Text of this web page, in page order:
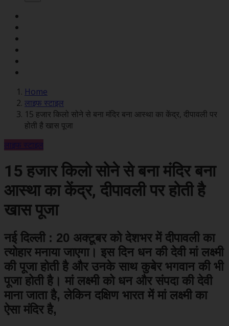
Home
लाइफ स्टाइल
15 हजार किलो सोने से बना मंदिर बना आस्था का केंद्र, दीपावली पर
होती है खास पूजा
लाइफ स्टाइल
15 हजार किलो सोने से बना मंदिर बना
आस्था का केंद्र, दीपावली पर होती है
खास पूजा
नई दिल्ली : 20 अक्टूबर को देशभर में दीपावली का
त्योहार मनाया जाएगा। इस दिन धन की देवी मां लक्ष्मी
की पूजा होती है और उनके साथ कुबेर भगवान की भी
पूजा होती है। मां लक्ष्मी को धन और संपदा की देवी
माना जाता है, लेकिन दक्षिण भारत में मां लक्ष्मी का
ऐसा मंदिर है,